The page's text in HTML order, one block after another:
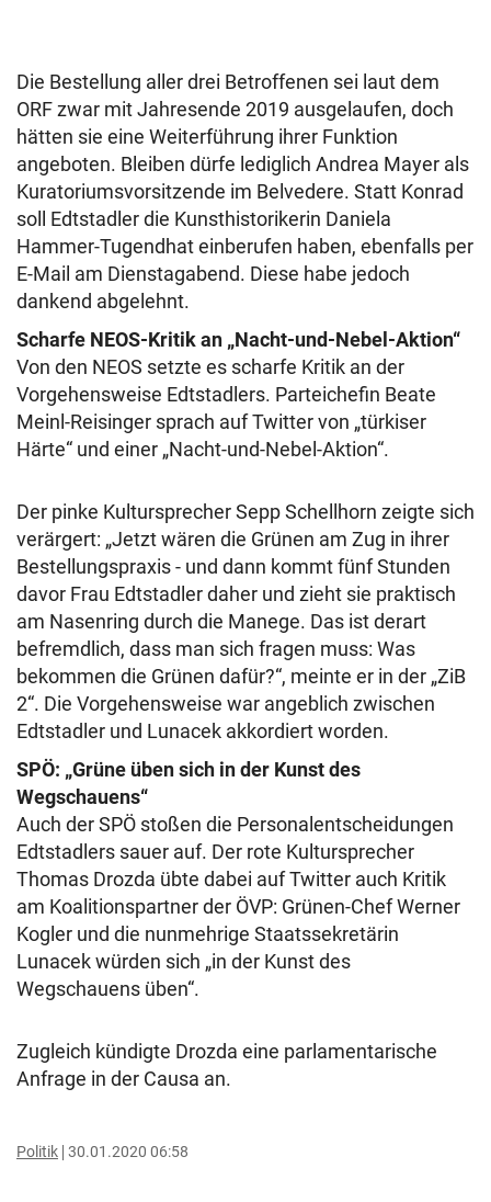
Die Bestellung aller drei Betroffenen sei laut dem
ORF zwar mit Jahresende 2019 ausgelaufen, doch
hätten sie eine Weiterführung ihrer Funktion
angeboten. Bleiben dürfe lediglich Andrea Mayer als
Kuratoriumsvorsitzende im Belvedere. Statt Konrad
soll Edtstadler die Kunsthistorikerin Daniela
Hammer-Tugendhat einberufen haben, ebenfalls per
E-Mail am Dienstagabend. Diese habe jedoch
dankend abgelehnt.
Scharfe NEOS-Kritik an „Nacht-und-Nebel-Aktion“
Von den NEOS setzte es scharfe Kritik an der
Vorgehensweise Edtstadlers. Parteichefin Beate
Meinl-Reisinger sprach auf Twitter von „türkiser
Härte“ und einer „Nacht-und-Nebel-Aktion“.
Der pinke Kultursprecher Sepp Schellhorn zeigte sich
verärgert: „Jetzt wären die Grünen am Zug in ihrer
Bestellungspraxis - und dann kommt fünf Stunden
davor Frau Edtstadler daher und zieht sie praktisch
am Nasenring durch die Manege. Das ist derart
befremdlich, dass man sich fragen muss: Was
bekommen die Grünen dafür?“, meinte er in der „ZiB
2“. Die Vorgehensweise war angeblich zwischen
Edtstadler und Lunacek akkordiert worden.
SPÖ: „Grüne üben sich in der Kunst des
Wegschauens“
Auch der SPÖ stoßen die Personalentscheidungen
Edtstadlers sauer auf. Der rote Kultursprecher
Thomas Drozda übte dabei auf Twitter auch Kritik
am Koalitionspartner der ÖVP: Grünen-Chef Werner
Kogler und die nunmehrige Staatssekretärin
Lunacek würden sich „in der Kunst des
Wegschauens üben“.
Zugleich kündigte Drozda eine parlamentarische
Anfrage in der Causa an.
Politik 30.01.2020 06:58